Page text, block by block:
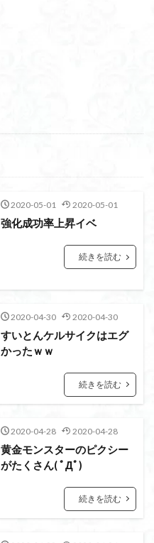
2020-05-01 2020-05-01
強化成功率上昇イベ
続きを読む
2020-04-30 2020-04-30
すいとんケルサイクはエグ
かったｗｗ
続きを読む
2020-04-28 2020-04-28
黄金モンスターのピクシー
がたくさん( ﾟДﾟ)
続きを読む